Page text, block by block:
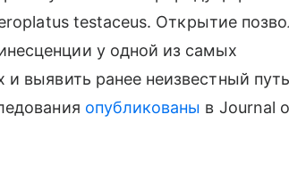
testaceus. Открытие
у одной из самых
выявить ранее неизвестный путь
опубликованы в Journal